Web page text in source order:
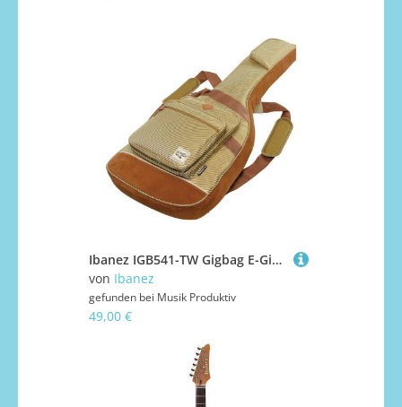
Ibanez IGB541-TW Gigbag E-Gitarre
von Ibanez
gefunden bei Musik Produktiv
49,00 €